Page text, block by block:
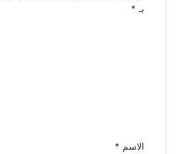
بـ *
الاسم *